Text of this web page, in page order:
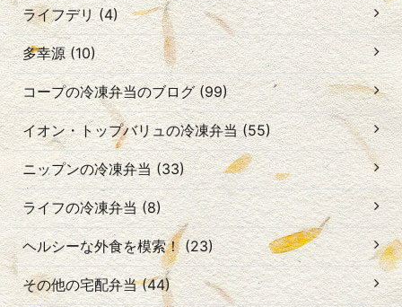
ライフデリ (4)
多幸源 (10)
コープの冷凍弁当のブログ (99)
イオン・トップバリュの冷凍弁当 (55)
ニップンの冷凍弁当 (33)
ライフの冷凍弁当 (8)
ヘルシーな外食を模索！ (23)
その他の宅配弁当 (44)